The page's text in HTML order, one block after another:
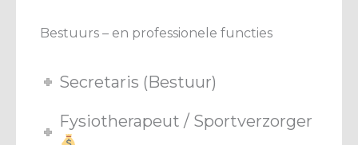
Bestuurs – en professionele functies
Secretaris (Bestuur)
Fysiotherapeut / Sportverzorger